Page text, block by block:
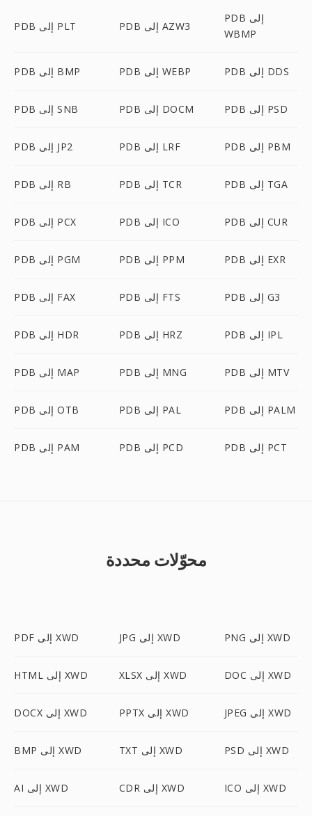
PDB إلى PLT PDB إلى AZW3
PDB إلى
WBMP
PDB إلى BMP PDB إلى WEBP PDB إلى DDS
PDB إلى SNB PDB إلى DOCM PDB إلى PSD
PDB إلى JP2 PDB إلى LRF PDB إلى PBM
PDB إلى RB PDB إلى TCR PDB إلى TGA
PDB إلى PCX PDB إلى ICO PDB إلى CUR
PDB إلى PGM PDB إلى PPM PDB إلى EXR
PDB إلى FAX PDB إلى FTS PDB إلى G3
PDB إلى HDR PDB إلى HRZ PDB إلى IPL
PDB إلى MAP PDB إلى MNG PDB إلى MTV
PDB إلى OTB PDB إلى PAL PDB إلى PALM
PDB إلى PAM PDB إلى PCD PDB إلى PCT
محوّلات محددة
PDF إلى XWD JPG إلى XWD PNG إلى XWD
HTML إلى XWD XLSX إلى XWD DOC إلى XWD
DOCX إلى XWD PPTX إلى XWD JPEG إلى XWD
BMP إلى XWD TXT إلى XWD PSD إلى XWD
AI إلى XWD CDR إلى XWD ICO إلى XWD